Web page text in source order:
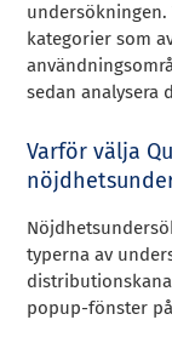
kategorier som
sedan analysera
Varför välja
typerna av
popup-fönster